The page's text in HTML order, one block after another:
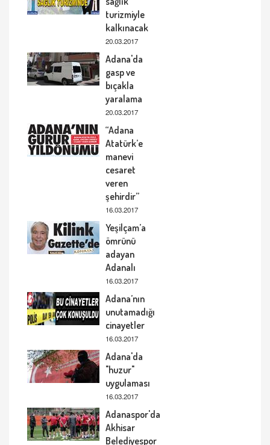
turizmiyle
kalkınacak
20.03.2017
Adana'da
gasp ve
bıçakla
yaralama
20.03.2017
“Adana
Atatürk’e
manevi
cesaret
veren
şehirdir”
16.03.2017
Yeşilçam’a
ömrünü
adayan
Adanalı
16.03.2017
Adana’nın
unutamadığı
cinayetler
16.03.2017
Adana'da
"huzur"
uygulaması
16.03.2017
Adanaspor'da
Akhisar
Belediyespor